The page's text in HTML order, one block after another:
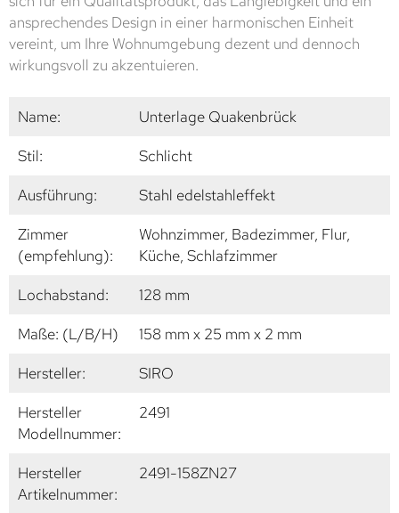
ansprechendes Design in einer harmonischen Einheit
vereint, um Ihre Wohnumgebung dezent und dennoch
wirkungsvoll zu akzentuieren.
Name:
Unterlage Quakenbrück
Stil:
Schlicht
Ausführung:
Stahl edelstahleffekt
Zimmer
(empfehlung):
Wohnzimmer, Badezimmer, Flur,
Küche, Schlafzimmer
Lochabstand:
128 mm
Maße: (L/B/H)
158 mm x 25 mm x 2 mm
Hersteller:
SIRO
Hersteller
Modellnummer:
2491
Hersteller
Artikelnummer:
2491-158ZN27